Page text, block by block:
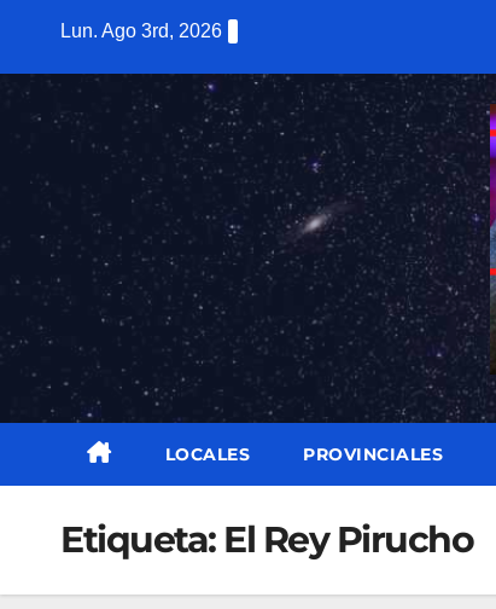
contenido
Lun. Ago 3rd, 2026
LOCALES PROVINCIALES
Etiqueta: El Rey Pirucho